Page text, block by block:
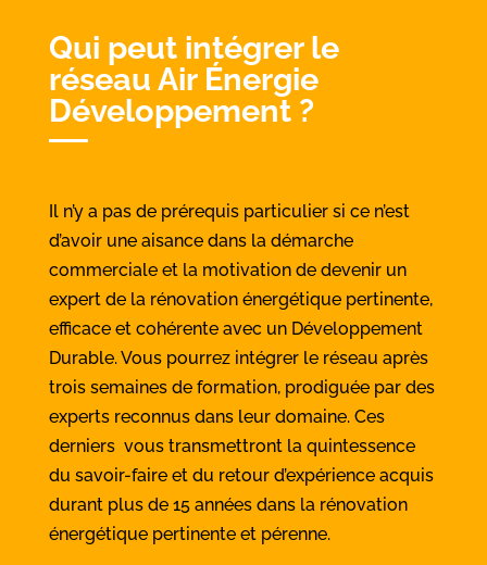
Qui peut intégrer le
réseau Air Énergie
Développement ?
Il n’y a pas de prérequis particulier si ce n’est
d’avoir une aisance dans la démarche
commerciale et la motivation de devenir un
expert de la rénovation énergétique pertinente,
efficace et cohérente avec un Développement
Durable. Vous pourrez intégrer le réseau après
trois semaines de formation, prodiguée par des
experts reconnus dans leur domaine. Ces
derniers vous transmettront la quintessence
du savoir-faire et du retour d’expérience acquis
durant plus de 15 années dans la rénovation
énergétique pertinente et pérenne.